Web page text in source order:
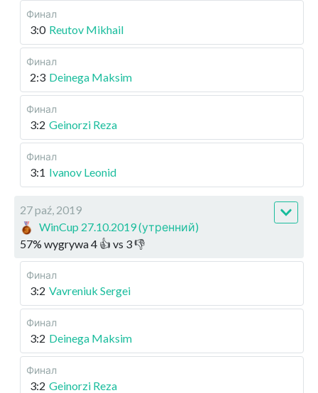
Финал
3:0 Reutov Mikhail
Финал
2:3 Deinega Maksim
Финал
3:2 Geinorzi Reza
Финал
3:1 Ivanov Leonid
27 paź, 2019
WinCup 27.10.2019 (утренний)
57% wygrywa4 👍 vs 3👎
Финал
3:2 Vavreniuk Sergei
Финал
3:2 Deinega Maksim
Финал
3:2 Geinorzi Reza